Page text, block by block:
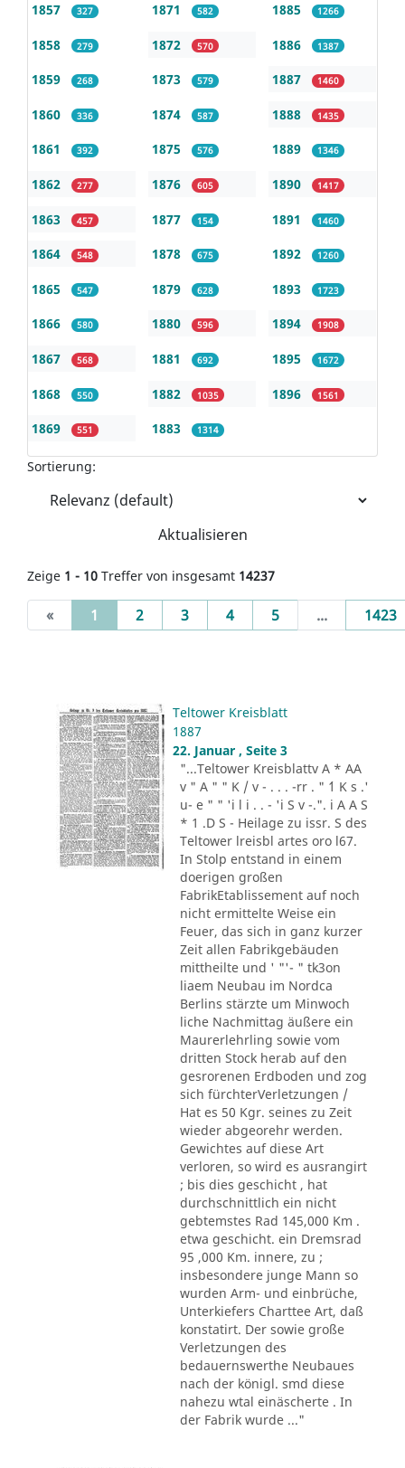
1857 327
1858 279
1859 268
1860 336
1861 392
1862 277
1863 457
1864 548
1865 547
1866 580
1867 568
1868 550
1869 551
1871 582
1872 570
1873 579
1874 587
1875 576
1876 605
1877 154
1878 675
1879 628
1880 596
1881 692
1882 1035
1883 1314
1885 1266
1886 1387
1887 1460
1888 1435
1889 1346
1890 1417
1891 1460
1892 1260
1893 1723
1894 1908
1895 1672
1896 1561
Sortierung:
Aktualisieren
Zeige 1 - 10 Treffer von insgesamt 14237
« 1 (current)
2 3 4 5 ... 1423
Teltower Kreisblatt
1887
22. Januar , Seite 3
"...Teltower Kreisblattv A * AA
v " A " " K / v - . . . -rr . " ´1 K s .'
u- e " " 'i l i . . - 'i S v -.". i A A S
* 1 .D S - Heilage zu issr. S des
Teltower lreisbl artes oro l67.
In Stolp entstand in einem
doerigen großen
FabrikEtablissement auf noch
nicht ermittelte Weise ein
Feuer, das sich in ganz kurzer
Zeit allen Fabrikgebäuden
mittheilte und ' "'- " tk3on
liaem Neubau im Nordca
Berlins stärzte um Minwoch
liche Nachmittag äußere ein
Maurerlehrling sowie vom
dritten Stock herab auf den
gesrorenen Erdboden und zog
sich fürchterVerletzungen /
Hat es 50 Kgr. seines zu Zeit
wieder abgeorehr werden.
Gewichtes auf diese Art
verloren, so wird es ausrangirt
; bis dies geschicht , hat
durchschnittlich ein nicht
gebtemstes Rad 145,000 Km .
etwa geschicht. ein Dremsrad
95 ,000 Km. innere, zu ;
insbesondere junge Mann so
wurden Arm- und einbrüche,
Unterkiefers Charttee Art, daß
konstatirt. Der sowie große
Verletzungen des
bedauernswerthe Neubaues
nach der königl. smd diese
nahezu wtal einäscherte . In
der Fabrik wurde ..."